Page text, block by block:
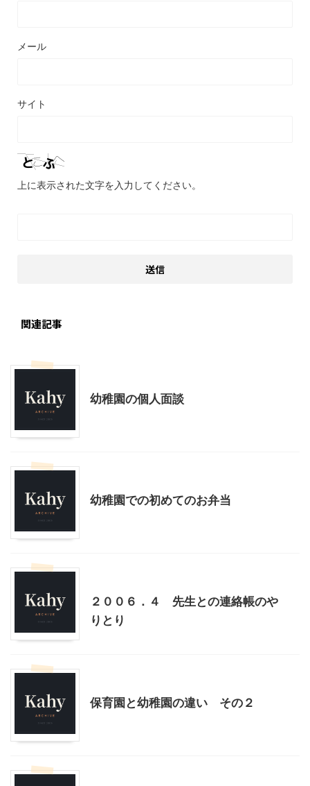
メール
サイト
上に表示された文字を入力してください。
関連記事
幼稚園の個人面談
幼稚園での初めてのお弁当
２００６．４ 先生との連絡帳のや
りとり
保育園と幼稚園の違い その２